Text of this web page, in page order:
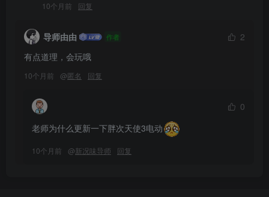
10个月前 回复
导师由由 作者
2
有点道理，会玩哦
10个月前 @匿名 回复
0
老师为什么更新一下胖次天使3电动
10个月前 @新况味导师 回复